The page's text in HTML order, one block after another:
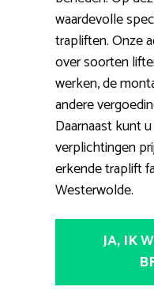
waardevolle
trapliften. Onze
over soorten
werken, de
andere
Daarnaast kunt
verplichtingen
erkende traplift
Westerwolde.
JA, IK